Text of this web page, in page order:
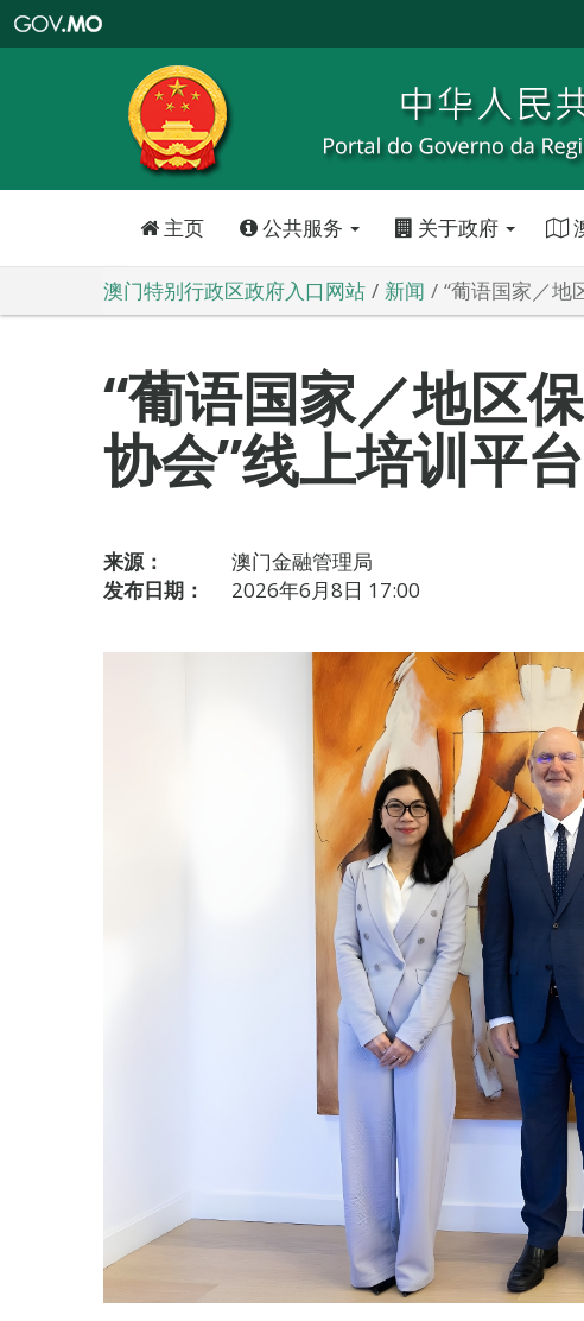
特
政
区
政
口
主页 公共服务 关于政府
澳门特别行政区政府入口网站 新闻 “葡语国家／地
“葡语国家／地区
协会”线上培训平
来源：
澳门金融管理局
发布日期：
2026年6月8日 17:00